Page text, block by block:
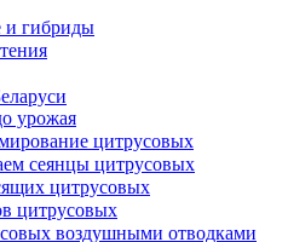
гибриды
урожая
цитрусовых
сеянцы цитрусовых
цитрусовых
цитрусовых
воздушными отводками